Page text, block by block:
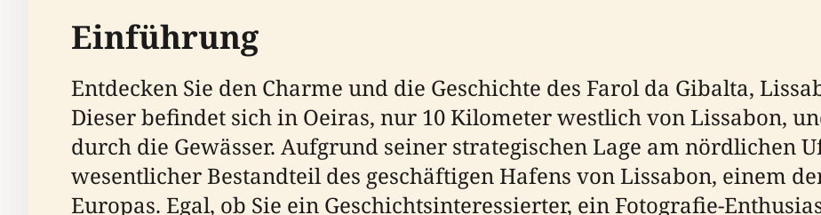
Einführung
Entdecken Sie den Charme und die Geschichte des Farol da Gibalta,
Dieser befindet sich in Oeiras, nur 10 Kilometer westlich von Lissabon,
durch die Gewässer. Aufgrund seiner strategischen Lage am nördlichen
wesentlicher Bestandteil des geschäftigen Hafens von Lissabon, einem
Europas. Egal, ob Sie ein Geschichtsinteressierter, ein Fotografie-